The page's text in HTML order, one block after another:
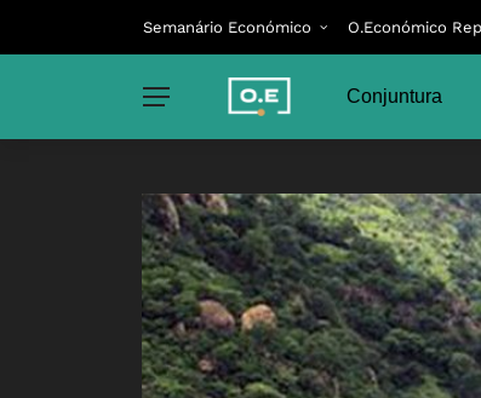
Semanário Económico O.Económico
Conjuntura